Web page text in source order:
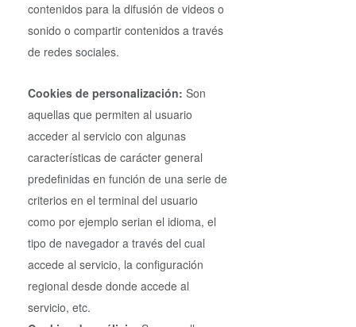
contenidos para la difusión de videos o
sonido o compartir contenidos a través
de redes sociales.
Cookies de personalización: Son
aquellas que permiten al usuario
acceder al servicio con algunas
características de carácter general
predefinidas en función de una serie de
criterios en el terminal del usuario
como por ejemplo serian el idioma, el
tipo de navegador a través del cual
accede al servicio, la configuración
regional desde donde accede al
servicio, etc.